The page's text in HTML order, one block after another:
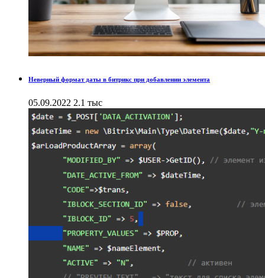
Неверный формат даты в битрикс при добавлении элемента
05.09.2022 2.1 тыс